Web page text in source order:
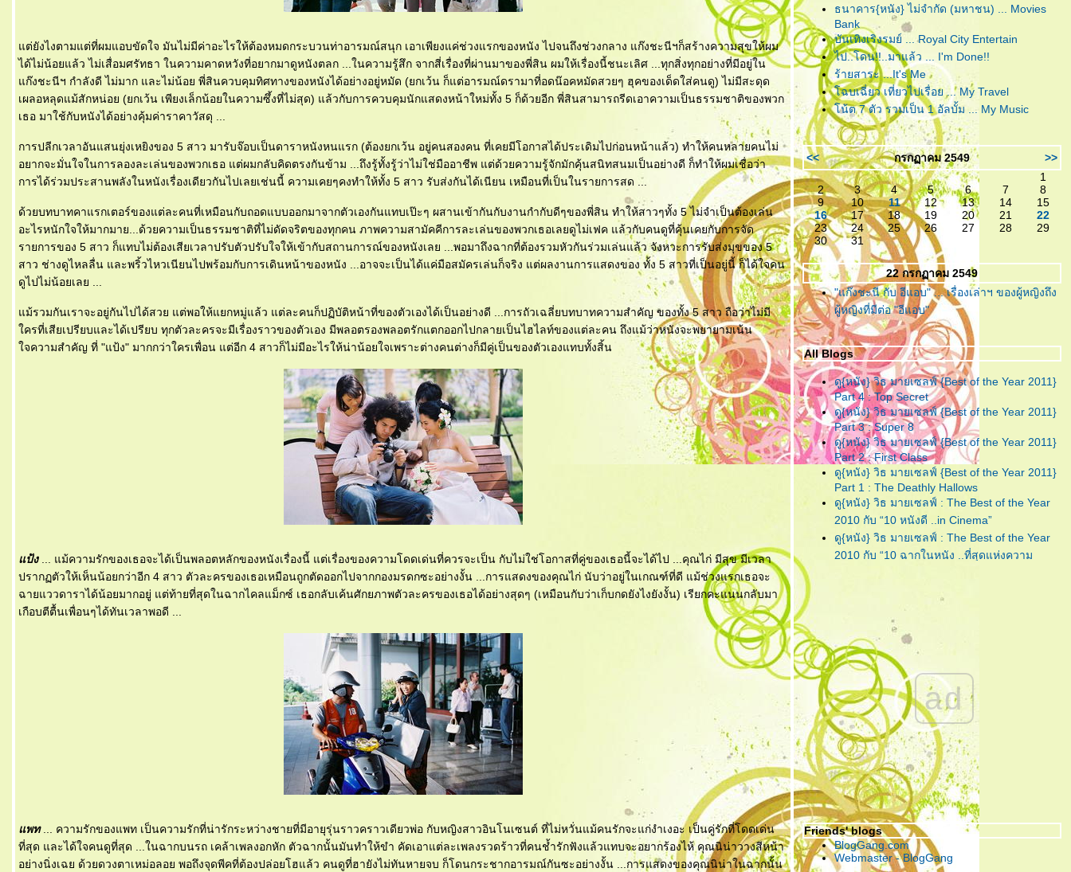
ต่ยังไงตามแต่ที่ผมแอบขัดใจ มันไม่มีค่าอะไรให้ต้องหมดกระบวนท่าอารมณ์สนุก เอาเพียงแค่ช่วงแรกของหนัง ไปจนถึงช่วงกลาง แก๊งชะนีฯก็สร้างความสุขให้ผม
ได้ไม่น้อยแล้ว ไม่เสื่อมศรัทธา ในความคาดหวังที่อยากมาดูหนังตลก ...ในความรู้สึก จากสี่เรื่องที่ผ่านมาของพี่สิน ผมให้เรื่องนี้ชนะเลิศ ...ทุกสิ่งทุกอย่างที่มีอยู่ใน
ก๊งชะนีฯ กำลังดี ไม่มาก และไม่น้อย พี่สินควบคุมทิศทางของหนังได้อย่างอยู่หมัด (ยกเว้น ก็แต่อารมณ์ดรามาที่อดน๊อคหมัดสวยๆ ฮุคของเด็ดใส่คนดู) ไม่มีสะดุด
เผลอหลุดแม้สักหน่อย (ยกเว้น เพียงเล็กน้อยในความซึ้งที่ไม่สุด) แล้วกับการควบคุมนักแสดงหน้าใหม่ทั้ง 5 ก็ด้วยอีก พี่สินสามารถรีดเอาความเป็นธรรมชาติของพวก
เธอ มาใช้กับหนังได้อย่างคุ้มค่าราคาวัสดุ ...
การปลีกเวลาอันแสนยุ่งเหยิงของ 5 สาว มารับจ๊อบเป็นดาราหนังหนแรก (ต้องยกเว้น อยู่คนสองคน ที่เคยมีโอกาสได้ประเดิมไปก่อนหน้าแล้ว) ทำให้คนหลายคนไม่
อยากจะมั่นใจในการลองละเล่นของพวกเธอ แต่ผมกลับคิดตรงกันข้าม ...ถึงรู้ทั้งรู้ว่าไม่ใช่มืออาชีพ แต่ด้วยความรู้จักมักคุ้นสนิทสนมเป็นอย่างดี ก็ทำให้ผมเชื่อว่า
การได้ร่วมประสานพลังในหนังเรื่องเดียวกันไปเลยเช่นนี้ ความเคยๆคงทำให้ทั้ง 5 สาว รับส่งกันได้เนียน เหมือนที่เป็นในรายการสด ...
ด้วยบทบาทคาแรกเตอร์ของแต่ละคนที่เหมือนกับถอดแบบออกมาจากตัวเองกันแทบเป๊ะๆ ผสานเข้ากันกับงานกำกับดีๆของพี่สิน ทำให้สาวๆทั้ง 5 ไม่จำเป็นต้องเล่น
อะไรหนักใจให้มากมาย...ด้วยความเป็นธรรมชาติที่ไม่ดัดจริตของทุกคน ภาพความสามัคคีการละเล่นของพวกเธอเลยดูไม่เฟค แล้วกับคนดูที่คุ้นเคยกับการจัด
รายการของ 5 สาว ก็แทบไม่ต้องเสียเวลาปรับตัวปรับใจให้เข้ากับสถานการณ์ของหนังเลย ...พอมาถึงฉากที่ต้องรวมหัวกันร่วมเล่นแล้ว จังหวะการรับส่งมุขของ 5
สาว ช่างดูไหลลื่น และพริ้วไหวเนียนไปพร้อมกับการเดินหน้าของหนัง ...อาจจะเป็นได้แค่มือสมัครเล่นก็จริง แต่ผลงานการแสดงของ ทั้ง 5 สาวที่เป็นอยู่นี้ ก็ได้ใจคน
ดูไปไม่น้อยเลย ...
ม้รวมกันเราจะอยู่กันไปได้สวย แต่พอให้แยกหมู่แล้ว แต่ละคนก็ปฏิบัติหน้าที่ของตัวเองได้เป็นอย่างดี ...การถัวเฉลี่ยบทบาทความสำคัญ ของทั้ง 5 สาว ถือว่าไม่มี
ครที่เสียเปรียบและได้เปรียบ ทุกตัวละครจะมีเรื่องราวของตัวเอง มีพลอตรองพลอตรักแตกออกไปกลายเป็นไฮไลท์ของแต่ละคน ถึงแม้ว่าหนังจะพยายามเน้น
จความสำคัญ ที่ "แป้ง" มากกว่าใครเพื่อน แต่อีก 4 สาวก็ไม่มีอะไรให้น่าน้อยใจเพราะต่างคนต่างก็มีคู่เป็นของตัวเองแทบทั้งสิ้น
ป้ง... แม้ความรักของเธอจะได้เป็นพลอตหลักของหนังเรื่องนี้ แต่เรื่องของความโดดเด่นที่ควรจะเป็น กับไม่ใช่โอกาสที่คู่ของเธอนี้จะได้ไป ...คุณไก่ มีสุข มีเวลา
ปรากฏตัวให้เห็นน้อยกว่าอีก 4 สาว ตัวละครของเธอเหมือนถูกตัดออกไปจากกองมรดกซะอย่างงั้น ...การแสดงของคุณไก่ นับว่าอยู่ในเกณฑ์ที่ดี แม้ช่วงแรกเธอจะ
ฉายแววดาราได้น้อยมากอยู่ แต่ท้ายที่สุดในฉากไคลแม็กซ์ เธอกลับเค้นศักยภาพตัวละครของเธอได้อย่างสุดๆ (เหมือนกับว่าเก็บกดยังไงยังงั้น) เรียกคะแนนกลับมา
เกือบตีตื้นเพื่อนๆได้ทันเวลาพอดี ...
พท... ความรักของแพท เป็นความรักที่น่ารักระหว่างชายที่มีอายุรุ่นราวคราวเดียวพ่อ กับหญิงสาวอินโนเซนต์ ที่ไม่หวั่นแม้คนรักจะแก่งำเงอะ เป็นคู่รักที่โดดเด่น
ที่สุด และได้ใจคนดูที่สุด ...ในฉากบนรถ เคล้าเพลงอกหัก ตัวฉากนั้นมันทำให้ขำ คัดเอาแต่ละเพลงรวดร้าวที่คนช้ำรักฟังแล้วแทบจะอยากร้องไห้ คุณนิน่าวางสีหน้า
อย่างนิ่งเฉย ด้วยดวงตาเหม่อลอย พอถึงจุดพีคที่ต้องปล่อยโฮแล้ว คนดูที่ฮายังไม่ทันหายจบ ก็โดนกระชากอารมณ์กันซะอย่างงั้น ...การแสดงของคุณนิน่าในฉากนั้น
"Due Date"... รวมกันเราต้องอยู่
(กรุณา)อย่าทิ้งตูเป็นอันขาด!!?
"B.o.B. Presents: The
Adventures of Bobby Ray"
อาจเป็นฮิปฮอปหน้าใหม่ แต่ไม่ขอ
ึดติดความฮิป
"RED"... โตอย่างสมวัย แก่อย่าง
มีคุณภาพ และจงระห่ำอย่างไม่
เหลืออะไรจะเสีย!
"ห้องตรงข้าม หัวใจตรงกัน"
...
(หนังสั้น)แบบตัวเต็ม ที่ไม่มีอะไร
มากมาย แต่ก็ยังมีความจริงใจ!
"ห้องตรงข้าม หัวใจตรงกัน"...
กับตัวอย่างน้ำจิ้ม ของหนังสั้นที่
คงจะมีอะไรๆอยู่ในนั้น
"อินทรีแดง"... สมศักดิ์ศรีที่ได้
กลับมา ..วีรบุรุษที่หนังไท
ต้องการ!
"ชั่วฟ้าดินสลาย"... เมื่อคำ “รัก”
มีค่าเท่าคำว่า “ร้าย” คงทำลายคน
ทั้งหลายให้วายวอด
"Resident Evil : Afterlife"
สงครามยังไม่จบ ยังต้องนับศพ
ซอมบี้จนเบื่อกันไปข้าง!!
"Lula : Twist"
... เพลงฟังชวน
เพลิน จากคนเพลินๆ ที่ชื่อ 'ลุลา'
"CHARICE"
เล็กแห่ง ‘เอเชีย’ ที่คู่ควรกับการ
เจียระไนโดย ‘อเมริกา’
"กวน มึน โฮ"... ความรัก อาจแพ้
บ้างอะไรบ้าง แต่ ความ ‘เห็นแก่
ตัว’ เอาชนะได้ทุกสิ่ง!
ธนาคาร{หนัง} ไม่จำกัด (มหาชน) ... Movies
Bank
บันเทิงเริงรมย์ ... Royal City Entertain
ไป..โดน!!..มาแล้ว ... I'm Done!!
ร้ายสาระ ...It's Me
ฉบเฉี่ยว เที่ยวไปเรื่อย ... My Travel
น้ต 7 ตัว รวมเป็น 1 อัลบั้ม ... My Music
<< กรกฏาคม 2549
>>
1
2
3 4 5 6 7
8
9
10 11 12 13 14
15
16
17 18 19 20 21
22
23
24 25 26 27 28
29
30
31
22 กรกฏาคม 2549
"แก๊งชะนี กับ อีแอบ" ... เรื่องเล่าฯ ของผู้หญิงถึง
ผู้หญิงที่มีต่อ "อีแอบ"
All Blogs
ดู{หนัง} วิธ มายเซลฟ์ {Best of the Year 2011}
Part 4 : Top Secret
ดู{หนัง} วิธ มายเซลฟ์ {Best of the Year 2011}
Part 3 : Super 8
ดู{หนัง} วิธ มายเซลฟ์ {Best of the Year 2011}
Part 2 : First Class
ดู{หนัง} วิธ มายเซลฟ์ {Best of the Year 2011}
Part 1 : The Deathly Hallows
ดู{หนัง} วิธ มายเซลฟ์ : The Best of the Year
2010 กับ “10 หนังดี ..in Cinema”
ดู{หนัง} วิธ มายเซลฟ์ : The Best of the Year
2010 กับ “10 ฉากในหนัง ..ที่สุดแห่งความ
2010 กับ “การแสดง ..ที่สุดแห่งความประทับใจ”
ดู{หนัง} วิธ มายเซลฟ์ : The Best of the Year
2010 กับ “10 หนังดี ..in My Home”
ดู{หนัง} วิธ มายเซลฟ์ : The Best of the Year
2010 กับ “5 หนังไม่สนุก ให้อยากลืม เป็นที่สุด”
"The Social Network" ... วันนี้ คุณรู้จัก
Facebook ดีพอแล้วหรือยัง?
"Harry Potter and the Deathly Hallows : Part
I" ... ฉันต้องเปิด เพื่อจะปิด!
"Due Date" ... รวมกันเราต้องอยู่ (กรุณา)อย่าทิ้ง
ตูเป็นอันขาด!!?
"RED" ... โตอย่างสมวัย แก่อย่างมีคุณภาพ และ
จงระห่ำอย่างไม่เหลืออะไรจะเสีย!
"อินทรีแดง" ... สมศักดิ์ศรีที่ได้กลับมา ..วีรบุรุษที่
หนังไทยต้องการ!
"ชั่วฟ้าดินสลาย" ... เมื่อคำ “รัก” มีค่าเท่าคำว่า
ad
Friends' blogs
BlogGang.com
Webmaster - BlogGang